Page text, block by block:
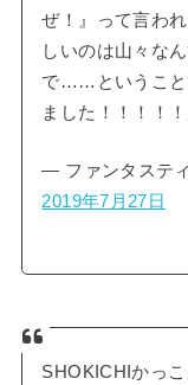
ぜ！』って言わ
しいのは山々な
で……ということ
ました！！！！！
— ファンタステ
2019年7月27日
SHOKICHIかっ